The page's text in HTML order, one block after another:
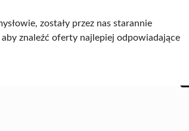
zostały przez nas starannie
znaleźć oferty najlepiej odpowiadające